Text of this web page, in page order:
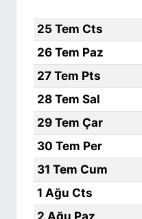
25 Tem Cts
26 Tem Paz
27 Tem Pts
28 Tem Sal
29 Tem Çar
30 Tem Per
31 Tem Cum
1 Ağu Cts
2 Ağu Paz
İMAR BARIŞI
DAKİKA HABERİ